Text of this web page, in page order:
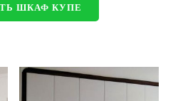
ШКАФ КУПЕ